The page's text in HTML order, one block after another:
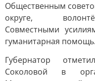
Общественным
округе,
Совместными
гуманитарная помощь.
Губернатор
Соколовой в